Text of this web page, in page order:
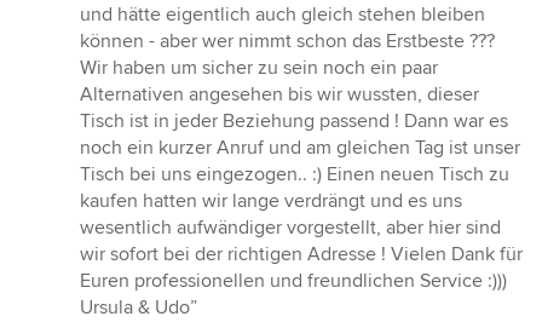
und hätte eigentlich auch gleich stehen bleiben
können - aber wer nimmt schon das Erstbeste ???
Wir haben um sicher zu sein noch ein paar
Alternativen angesehen bis wir wussten, dieser
Tisch ist in jeder Beziehung passend ! Dann war es
noch ein kurzer Anruf und am gleichen Tag ist unser
Tisch bei uns eingezogen.. :) Einen neuen Tisch zu
kaufen hatten wir lange verdrängt und es uns
wesentlich aufwändiger vorgestellt, aber hier sind
wir sofort bei der richtigen Adresse ! Vielen Dank für
Euren professionellen und freundlichen Service :)))
Ursula & Udo”